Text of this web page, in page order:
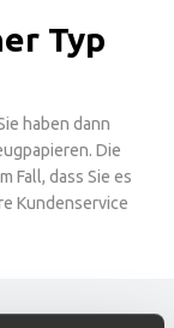
Typ
haben dann
Die
Fall, dass Sie es
Kundenservice